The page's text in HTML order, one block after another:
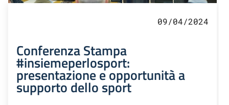
09/04/2024
Conferenza Stampa
#insiemeperlosport:
presentazione e opportunità a
supporto dello sport